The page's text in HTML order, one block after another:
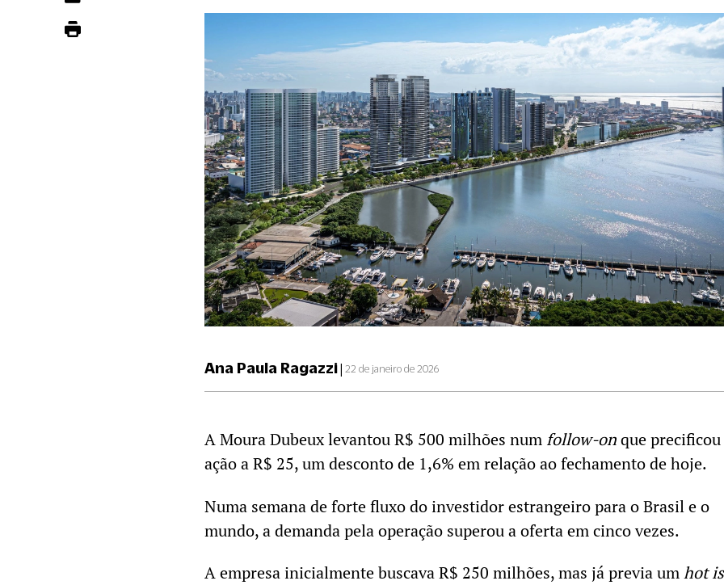
Ana Paula Ragazzi| 22 de janeiro de 2026
A Moura Dubeux levantou R$ 500 milhões num follow-onque precificou
ação a R$ 25, um desconto de 1,6% em relação ao fechamento de hoje.
Numa semana de forte fluxo do investidor estrangeiro para o Brasil e o
mundo, a demanda pela operação superou a oferta em cinco vezes.
A empresa inicialmente buscava R$ 250 milhões, mas já previa umhot